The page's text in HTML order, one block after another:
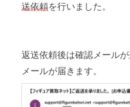
送依頼を行いました。
返送依頼後は確認メール
メールが届きます。